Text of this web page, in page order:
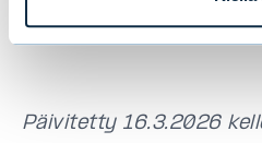
EVLI-RAHASTOYHTIÖ
Päivitetty 16.3.2026